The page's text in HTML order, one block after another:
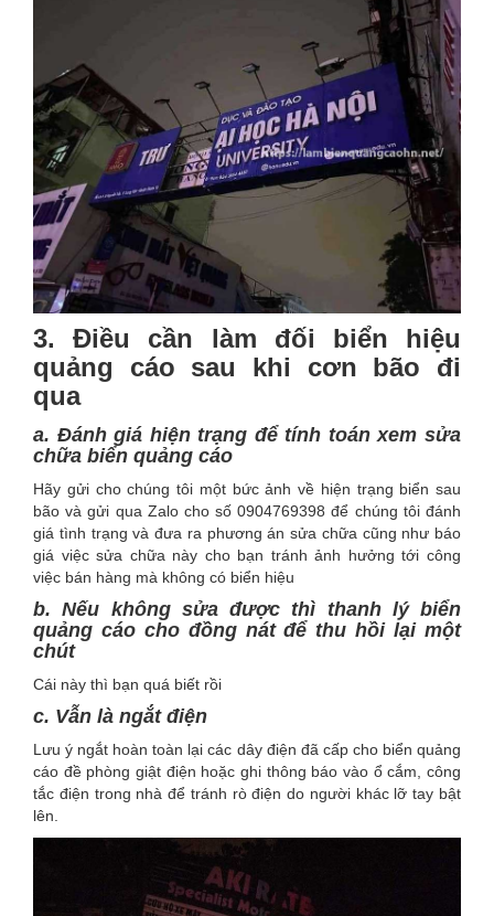
3. Điều cần làm đối biển hiệu
quảng cáo sau khi cơn bão đi
qua
a. Đánh giá hiện trạng để tính toán xem sửa
chữa biển quảng cáo
Hãy gửi cho chúng tôi một bức ảnh về hiện trạng biển sau
bão và gửi qua Zalo cho số 0904769398 để chúng tôi đánh
giá tình trạng và đưa ra phương án sửa chữa cũng như báo
giá việc sửa chữa này cho bạn tránh ảnh hưởng tới công
việc bán hàng mà không có biển hiệu
b. Nếu không sửa được thì thanh lý biển
quảng cáo cho đồng nát để thu hồi lại một
chút
Cái này thì bạn quá biết rồi
c. Vẫn là ngắt điện
Lưu ý ngắt hoàn toàn lại các dây điện đã cấp cho biển quảng
cáo đề phòng giật điện hoặc ghi thông báo vào ổ cắm, công
tắc điện trong nhà để tránh rò điện do người khác lỡ tay bật
lên.